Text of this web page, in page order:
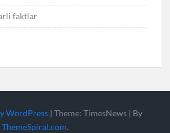
faktlar
WordPress | Theme: TimesNews | By
ThemeSpiral.com.